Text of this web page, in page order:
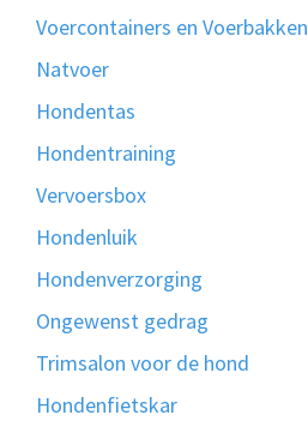
Voercontainers en Voerbakken
Natvoer
Hondentas
Hondentraining
Vervoersbox
Hondenluik
Hondenverzorging
Ongewenst gedrag
Trimsalon voor de hond
Hondenfietskar